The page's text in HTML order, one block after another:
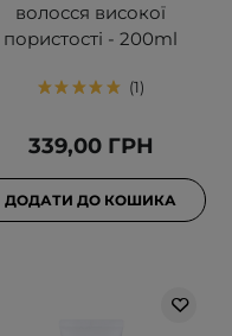
волосся високої
пористості - 200ml
1
339,00 ГРН
ДОДАТИ ДО КОШИКА